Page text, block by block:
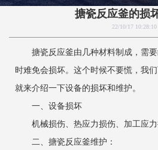
搪瓷反应釜的损
22/10/17 10:28:10
搪瓷反应釜由几种材料制成，需要
时难免会损坏。这个时候不要慌，我
就来介绍一下设备的损坏和维护。
一、设备损坏
机械损伤、热应力损伤、加工应力
二、搪瓷反应釜维护：